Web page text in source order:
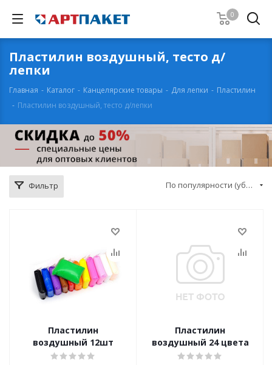
0
Пластилин воздушный, тесто д/
лепки
Главная - Каталог - Канцелярские товары - Для лепки - Пластилин
- Пластилин воздушный, тесто д/лепки
Фильтр По популярности (убывание)
Пластилин
воздушный 12шт
Пластилин
воздушный 24 цвета